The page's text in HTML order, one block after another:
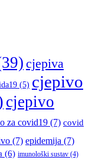
cjepiva
(5) cjepivo
cjepivo
za covid19 (7) covid
(7) epidemija (7)
(6) imunološki sustav (4)